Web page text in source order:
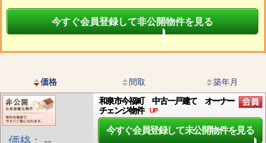
今すぐ会員登録して非公開物件を見る
価格 間取 築年月
和泉市今福町 中古一戸建て オーナー
チェンジ物件
UP
今すぐ会員登録して未公開物件を見る